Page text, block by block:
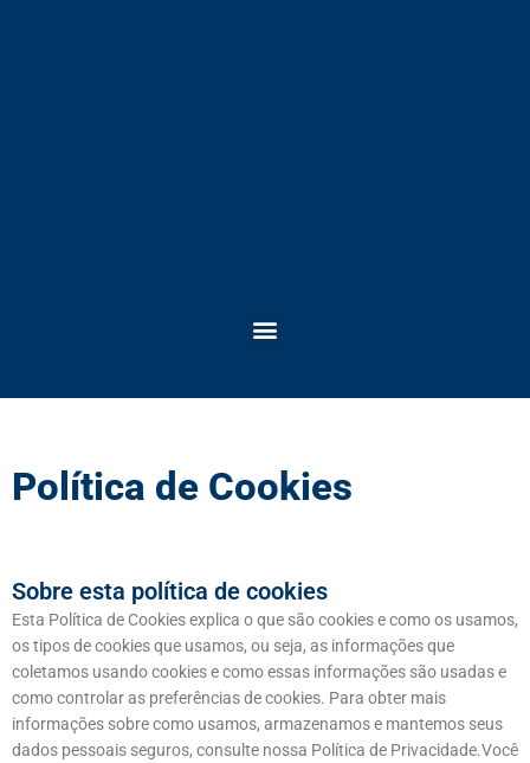
Menu
Política de Cookies
Sobre esta política de cookies
Esta Política de Cookies explica o que são cookies e como os usamos,
os tipos de cookies que usamos, ou seja, as informações que
coletamos usando cookies e como essas informações são usadas e
como controlar as preferências de cookies. Para obter mais
informações sobre como usamos, armazenamos e mantemos seus
dados pessoais seguros, consulte nossa Política de Privacidade.Você